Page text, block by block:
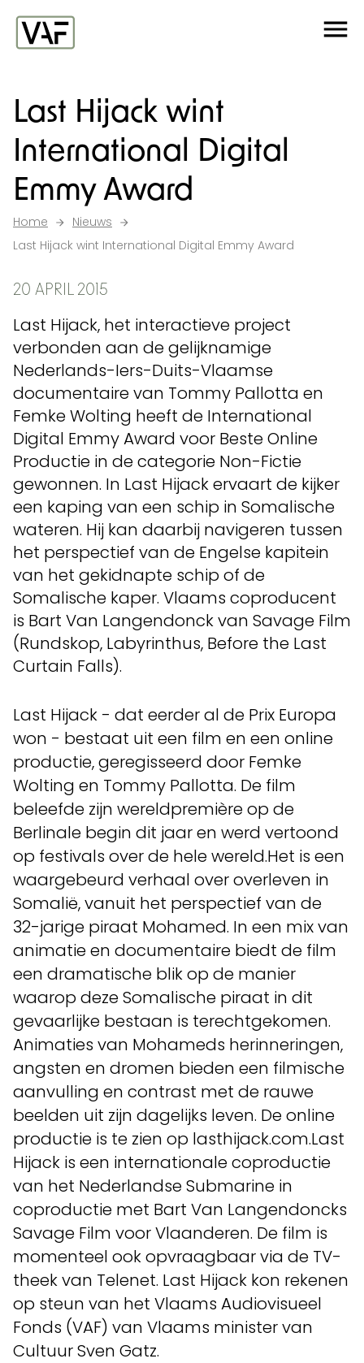
Ga verder naar de inhoud
Last Hijack wint
International Digital
Emmy Award
Home
Nieuws
Last Hijack wint International Digital Emmy Award
20 APRIL 2015
Last Hijack, het interactieve project
verbonden aan de gelijknamige
Nederlands-Iers-Duits-Vlaamse
documentaire van Tommy Pallotta en
Femke Wolting heeft de International
Digital Emmy Award voor Beste Online
Productie in de categorie Non-Fictie
gewonnen. In Last Hijack ervaart de kijker
een kaping van een schip in Somalische
wateren. Hij kan daarbij navigeren tussen
het perspectief van de Engelse kapitein
van het gekidnapte schip of de
Somalische kaper. Vlaams coproducent
is Bart Van Langendonck van Savage Film
(Rundskop, Labyrinthus, Before the Last
Curtain Falls).
Last Hijack - dat eerder al de Prix Europa
won - bestaat uit een film en een online
productie, geregisseerd door Femke
Wolting en Tommy Pallotta. De film
beleefde zijn wereldpremière op de
Berlinale begin dit jaar en werd vertoond
op festivals over de hele wereld.Het is een
waargebeurd verhaal over overleven in
Somalië, vanuit het perspectief van de
32-jarige piraat Mohamed. In een mix van
animatie en documentaire biedt de film
een dramatische blik op de manier
waarop deze Somalische piraat in dit
gevaarlijke bestaan is terechtgekomen.
Animaties van Mohameds herinneringen,
angsten en dromen bieden een filmische
aanvulling en contrast met de rauwe
beelden uit zijn dagelijks leven. De online
productie is te zien op lasthijack.com.Last
Hijack is een internationale coproductie
van het Nederlandse Submarine in
coproductie met Bart Van Langendoncks
Savage Film voor Vlaanderen. De film is
momenteel ook opvraagbaar via de TV-
theek van Telenet. Last Hijack kon rekenen
op steun van het Vlaams Audiovisueel
Fonds (VAF) van Vlaams minister van
Cultuur Sven Gatz.